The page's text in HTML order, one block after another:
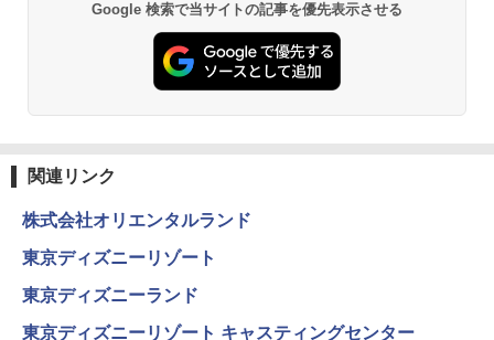
026リニューアル 急速冷凍 空間倍増 衛生的
コンパクト 保冷力長持ち
￥2,980
付き ヒグマ・イノシシ対策 自治体・教育機
関の購入実績 登山・キャンプ・アウトドア・
防災用品 長期保存可能 緊急時用 日本国内発
送
￥3,680
Google 検索で当サイトの記事を優先表示させる
関連リンク
株式会社オリエンタルランド
東京ディズニーリゾート
東京ディズニーランド
東京ディズニーリゾート キャスティングセンター